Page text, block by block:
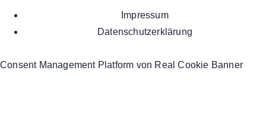
Impressum
Datenschutzerklärung
Consent Management Platform von Real Cookie Banner